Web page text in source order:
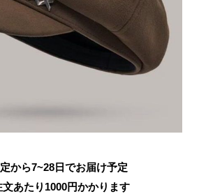
から7~28日でお届け予定
あたり 1000円かかります